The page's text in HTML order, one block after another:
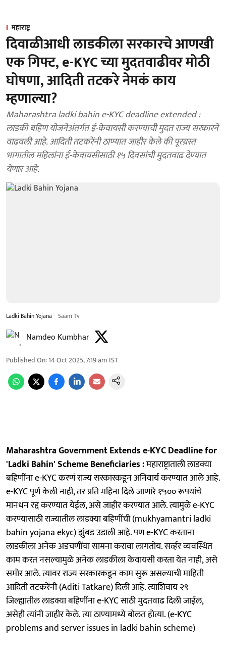
महाराष्ट्र
दिवाळीआधी लाडकीला सरकारचे आणखी
एक गिफ्ट, e-KYC च्या मुदतवाढीवर मोठी
घोषणा, आदिती तटकरे नेमकं काय
म्हणाल्या?
Maharashtra ladki bahin e-KYC deadline extended :
लाडकी बहिण योजनेअंतर्गत ई-केवायसी करण्याची मुदत राज्य सरकारने
वाढवली आहे. आदिती तटकरेंनी ठाण्यात जाहीर केले की पूरग्रस्त
भागातील महिलांना ई-केवायसीसाठी १५ दिवसांची मुदतवाढ देण्यात
येणार आहे.
Ladki Bahin Yojana Saam Tv
Namdeo Kumbhar
Published On:14 Oct 2025, 7:19 am IST
Maharashtra Government Extends e-KYC Deadline for
'Ladki Bahin' Scheme Beneficiaries :महाराष्ट्राताली लाडक्या
बहिणींना e-KYC करणं राज्य सरकारकडून अनिवार्य करण्यात आले आहे.
e-KYC पूर्ण केली नाही, तर प्रति महिना दिले जाणारे १५०० रूपयांचे
मानधन रद्द करण्यात येईल, असे जाहीर करण्यात आले. त्यामुळे e-KYC
करण्यासाठी राज्यातील लाडक्या बहिणींची (mukhyamantri ladki
bahin yojana ekyc) झुंबड उडाली आहे. पण e-KYC करताना
लाडकीला अनेक अडचणींचा सामना करावा लागतोय. सर्व्हर व्यवस्थित
काम करत नसल्यामुळे अनेक लाडकीला केवायसी करता येत नाही, असे
समोर आले. त्यावर राज्य सरकारकडून काम सुरू असल्याची माहिती
आदिती तटकरेंनी (Aditi Tatkare) दिली आहे. त्याशिवाय २९
जिल्ह्यातील लाडक्या बहिणींना e-KYC साठी मुदतवाढ दिली जाईल,
असेही त्यांनी जाहीर केले. त्या ठाण्यामध्ये बोलत होत्या. (e-KYC
problems and server issues in ladki bahin scheme)